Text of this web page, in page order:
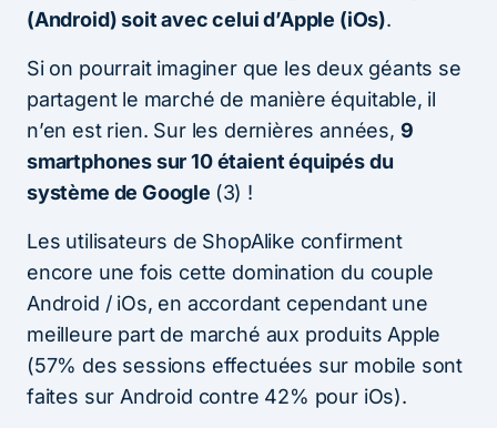
(Android) soit avec celui d’Apple (iOs).
Si on pourrait imaginer que les deux géants se
partagent le marché de manière équitable, il
n’en est rien. Sur les dernières années, 9
smartphones sur 10 étaient équipés du
système de Google (3) !
Les utilisateurs de ShopAlike confirment
encore une fois cette domination du couple
Android / iOs, en accordant cependant une
meilleure part de marché aux produits Apple
(57% des sessions effectuées sur mobile sont
faites sur Android contre 42% pour iOs).